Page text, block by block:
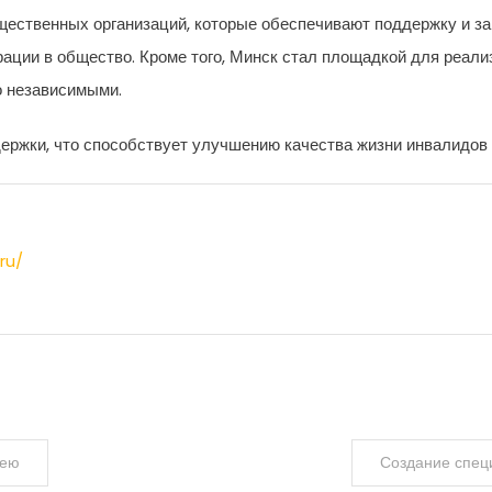
организаций, которые обеспечивают поддержку и
в общество. Кроме того, Минск стал площадкой для
независимыми.
что способствует улучшению качества жизни
Создание